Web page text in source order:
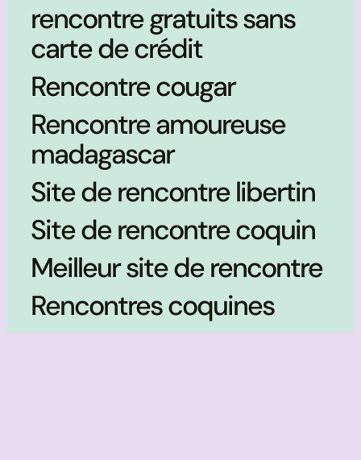
rencontre gratuits sans
carte de crédit
Rencontre cougar
Rencontre amoureuse
madagascar
Site de rencontre libertin
Site de rencontre coquin
Meilleur site de rencontre
Rencontres coquines